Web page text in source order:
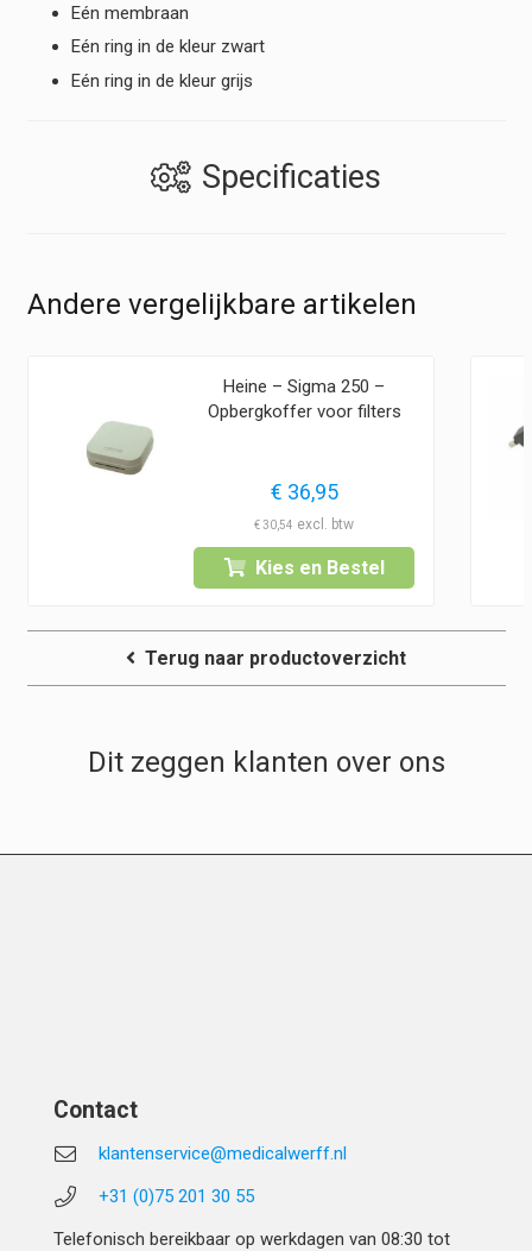
Eén membraan
Eén ring in de kleur zwart
Eén ring in de kleur grijs
Specificaties
Andere vergelijkbare artikelen
Heine – Sigma 250 –
Opbergkoffer voor filters
€ 36,95
€30,54
Kies en Bestel
Terug naar productoverzicht
Dit zeggen klanten over ons
Contact
klantenservice@medicalwerff.nl
+31 (0)75 201 30 55
Telefonisch bereikbaar op werkdagen van 08:30 tot